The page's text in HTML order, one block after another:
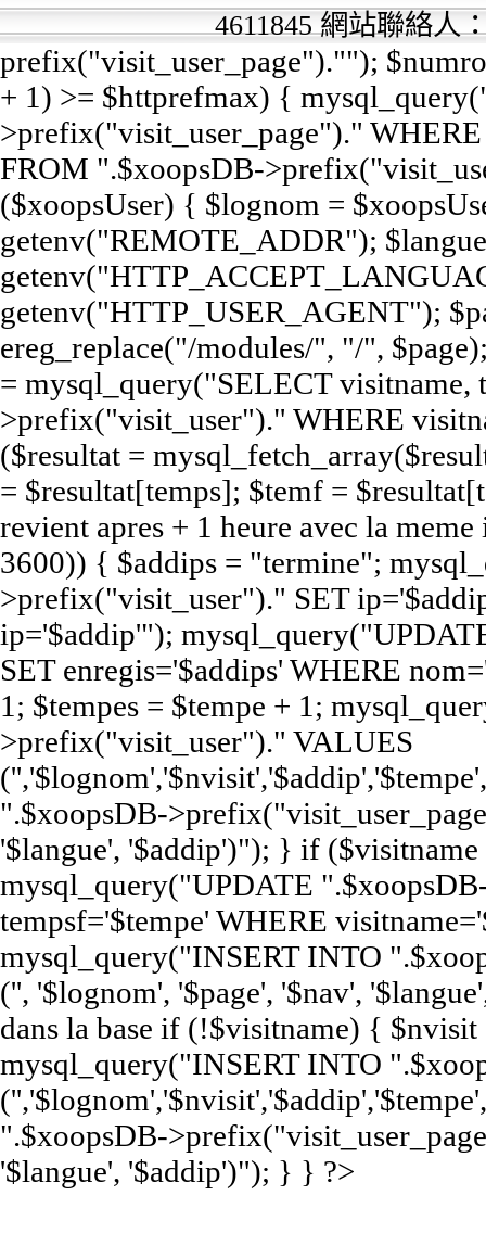
4611845 網站聯絡人
prefix("visit_user_page")."");
+ 1) >= $httprefmax) {
>prefix("visit_user_page")."
FROM ".$xoopsDB-
($xoopsUser) { $lognom =
getenv("REMOTE_ADDR");
getenv("HTTP_USER_AGENT");
ereg_replace("/modules/", "/",
= mysql_query("SELECT visitname,
>prefix("visit_user")." WHERE
($resultat =
= $resultat[temps]; $temf =
revient apres + 1 heure avec la
3600)) { $addips = "termine";
>prefix("visit_user")." SET
ip='$addip'");
SET enregis='$addips' WHERE
1; $tempes = $tempe + 1;
>prefix("visit_user")." VALUES
".$xoopsDB-
'$langue', '$addip')"); } if
mysql_query("UPDATE
tempsf='$tempe' WHERE
mysql_query("INSERT INTO
('', '$lognom', '$page', '$nav',
dans la base if (!$visitname) { $nvisit
mysql_query("INSERT INTO
".$xoopsDB-
'$langue', '$addip')"); } } ?>